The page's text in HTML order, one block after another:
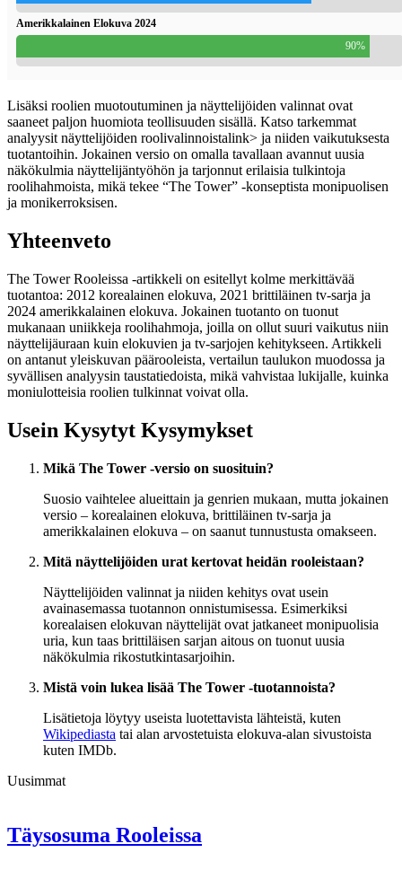
Amerikkalainen Elokuva 2024
90%
Lisäksi roolien muotoutuminen ja näyttelijöiden valinnat ovat
saaneet paljon huomiota teollisuuden sisällä. Katso tarkemmat
analyysit näyttelijöiden roolivalinnoistalink> ja niiden vaikutuksesta
tuotantoihin. Jokainen versio on omalla tavallaan avannut uusia
näkökulmia näyttelijäntyöhön ja tarjonnut erilaisia tulkintoja
roolihahmoista, mikä tekee “The Tower” -konseptista monipuolisen
ja monikerroksisen.
Yhteenveto
The Tower Rooleissa -artikkeli on esitellyt kolme merkittävää
tuotantoa: 2012 korealainen elokuva, 2021 brittiläinen tv-sarja ja
2024 amerikkalainen elokuva. Jokainen tuotanto on tuonut
mukanaan uniikkeja roolihahmoja, joilla on ollut suuri vaikutus niin
näyttelijäuraan kuin elokuvien ja tv-sarjojen kehitykseen. Artikkeli
on antanut yleiskuvan päärooleista, vertailun taulukon muodossa ja
syvällisen analyysin taustatiedoista, mikä vahvistaa lukijalle, kuinka
moniulotteisia roolien tulkinnat voivat olla.
Usein Kysytyt Kysymykset
Mikä The Tower -versio on suosituin?
Suosio vaihtelee alueittain ja genrien mukaan, mutta jokainen
versio – korealainen elokuva, brittiläinen tv-sarja ja
amerikkalainen elokuva – on saanut tunnustusta omakseen.
Mitä näyttelijöiden urat kertovat heidän rooleistaan?
Näyttelijöiden valinnat ja niiden kehitys ovat usein
avainasemassa tuotannon onnistumisessa. Esimerkiksi
korealaisen elokuvan näyttelijät ovat jatkaneet monipuolisia
uria, kun taas brittiläisen sarjan aitous on tuonut uusia
näkökulmia rikostutkintasarjoihin.
Mistä voin lukea lisää The Tower -tuotannoista?
Lisätietoja löytyy useista luotettavista lähteistä, kuten
Wikipediasta tai alan arvostetuista elokuva-alan sivustoista
kuten IMDb.
Uusimmat
Täysosuma Rooleissa